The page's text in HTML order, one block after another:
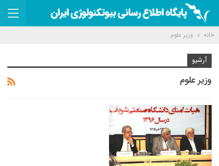
خانه وزیر علوم
آرشیو
وزیر علوم